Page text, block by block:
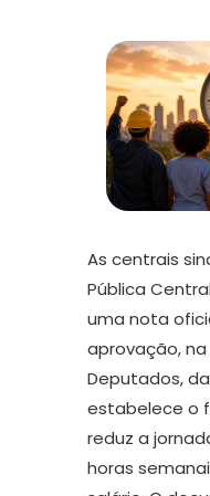
As centrais
Pública
uma nota
aprovação,
Deputados, da
estabelece o
reduz a
horas